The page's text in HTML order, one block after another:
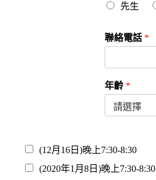
先生
聯絡電話 *
年齡 *
(12月16日)晚上7:30-8:30
(2020年1月8日)晚上7:30-8:30